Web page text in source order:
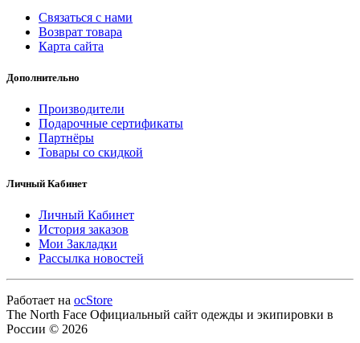
Связаться с нами
Возврат товара
Карта сайта
Дополнительно
Производители
Подарочные сертификаты
Партнёры
Товары со скидкой
Личный Кабинет
Личный Кабинет
История заказов
Мои Закладки
Рассылка новостей
Работает на ocStore
The North Face Официальный сайт одежды и экипировки в
России © 2026